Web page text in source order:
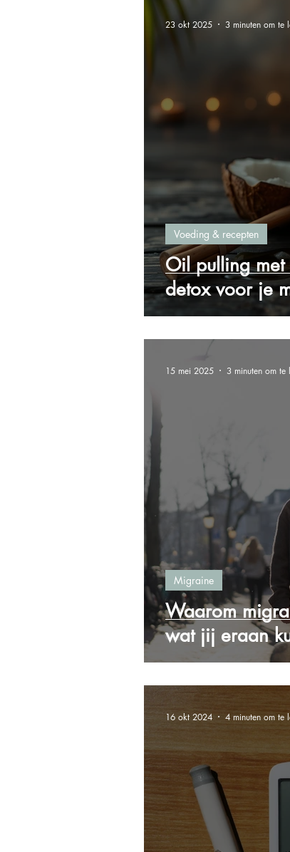
Oil pulling met
detox voor je
Voeding & recepten
23 okt 2025 3 minuten om te
Waarom
wat jij eraan
Migraine
15 mei 2025 3 minuten om te
16 okt 2024 4 minuten om te